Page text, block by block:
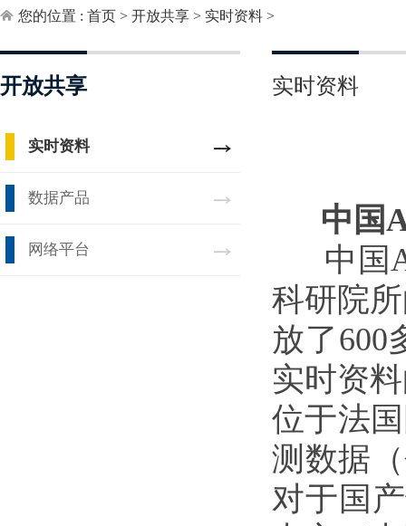
您的位置 : 首页 > 开放共享 > 实时资料 >
开放共享
实时资料
数据产品
网络平台
实时资料
中国
中国
科研院
放了600
实时资
位于法
测数据
对于国